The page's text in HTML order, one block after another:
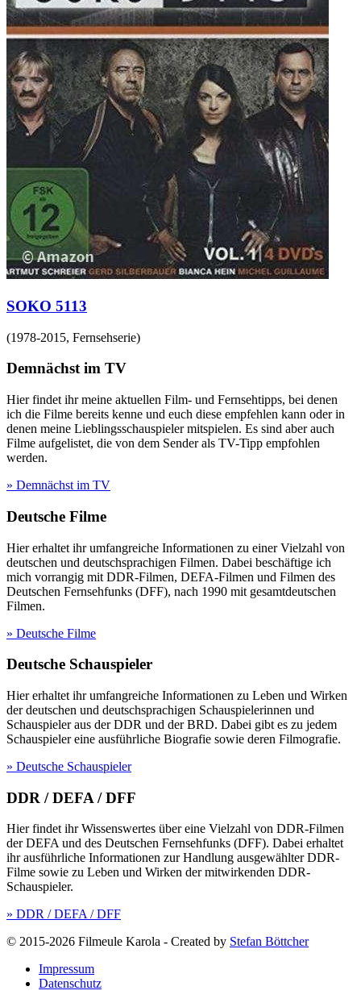
SOKO 5113
(1978-2015, Fernsehserie)
Demnächst im TV
Hier findet ihr meine aktuellen Film- und Fernsehtipps, bei denen
ich die Filme bereits kenne und euch diese empfehlen kann oder in
denen meine Lieblingsschauspieler mitspielen. Es sind aber auch
Filme aufgelistet, die von dem Sender als TV-Tipp empfohlen
werden.
» Demnächst im TV
Deutsche Filme
Hier erhaltet ihr umfangreiche Informationen zu einer Vielzahl von
deutschen und deutschsprachigen Filmen. Dabei beschäftige ich
mich vorrangig mit DDR-Filmen, DEFA-Filmen und Filmen des
Deutschen Fernsehfunks (DFF), nach 1990 mit gesamtdeutschen
Filmen.
» Deutsche Filme
Deutsche Schauspieler
Hier erhaltet ihr umfangreiche Informationen zu Leben und Wirken
der deutschen und deutschsprachigen Schauspielerinnen und
Schauspieler aus der DDR und der BRD. Dabei gibt es zu jedem
Schauspieler eine ausführliche Biografie sowie deren Filmografie.
» Deutsche Schauspieler
DDR / DEFA / DFF
Hier findet ihr Wissenswertes über eine Vielzahl von DDR-Filmen
der DEFA und des Deutschen Fernsehfunks (DFF). Dabei erhaltet
ihr ausführliche Informationen zur Handlung ausgewählter DDR-
Filme sowie zu Leben und Wirken der mitwirkenden DDR-
Schauspieler.
» DDR / DEFA / DFF
© 2015-2026 Filmeule Karola - Created by Stefan Böttcher
Impressum
Datenschutz